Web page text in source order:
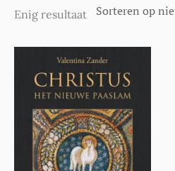
Enig resultaat
€14,99
tot
€24,99
product
heeft
meerdere
variaties.
Deze